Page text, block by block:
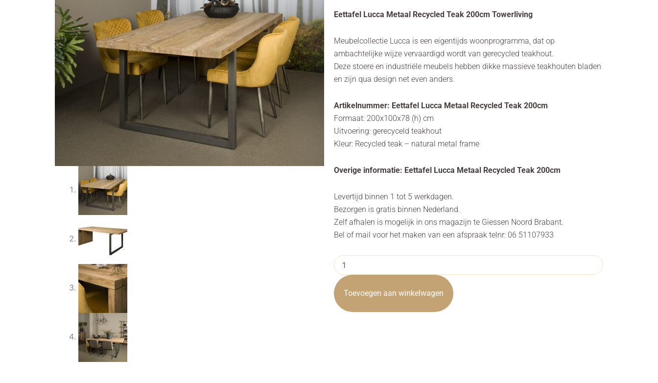
Eettafel Lucca Metaal Recycled Teak 200cm Towerliving
Meubelcollectie Lucca is een eigentijds woonprogramma, dat op
ambachtelijke wijze vervaardigd wordt van gerecycled teakhout.
Deze stoere en industriële meubels hebben dikke massieve teakhouten bladen
en zijn qua design net even anders.
Artikelnummer: Eettafel Lucca Metaal Recycled Teak 200cm
Formaat: 200x100x78 (h) cm
Uitvoering: gerecyceld teakhout
Kleur: Recycled teak – natural metal frame
Overige informatie: Eettafel Lucca Metaal Recycled Teak 200cm
Levertijd binnen 1 tot 5 werkdagen.
Bezorgen is gratis binnen Nederland.
Zelf afhalen is mogelijk in ons magazijn te Giessen Noord Brabant.
Bel of mail voor het maken van een afspraak telnr: 06 51107933
Eettafel
Lucca
Metaal
Recycled
Teak
200cm
Toevoegen aan winkelwagen